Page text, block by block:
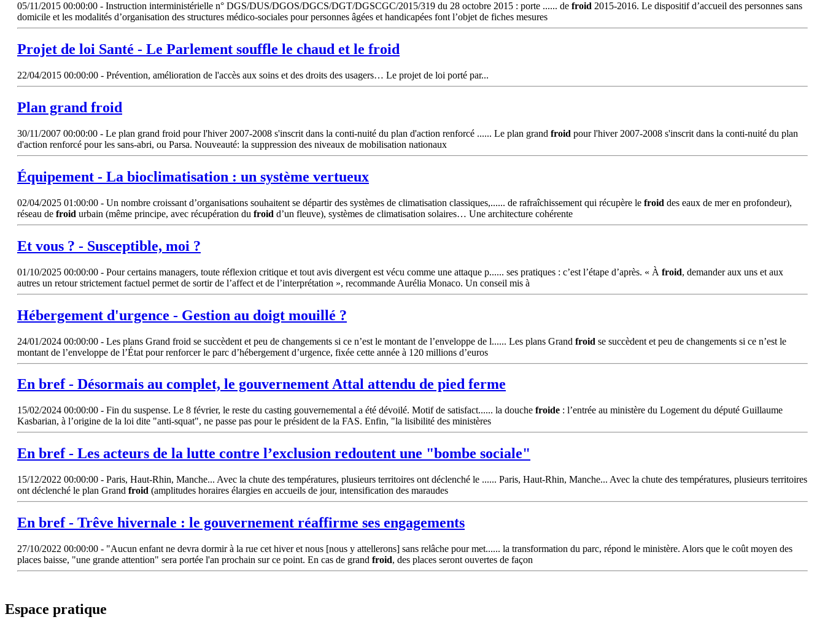
05/11/2015 00:00:00 - Instruction interministérielle n° DGS/DUS/DGOS/DGCS/DGT/DGSCGC/2015/319 du 28 octobre 2015 : porte ...... de froid 2015-2016. Le dispositif d’accueil des personnes sans
domicile et les modalités d’organisation des structures médico-sociales pour personnes âgées et handicapées font l’objet de fiches mesures
Projet de loi Santé - Le Parlement souffle le chaud et le froid
22/04/2015 00:00:00 - Prévention, amélioration de l'accès aux soins et des droits des usagers… Le projet de loi porté par...
Plan grand froid
30/11/2007 00:00:00 - Le plan grand froid pour l'hiver 2007-2008 s'inscrit dans la conti-nuité du plan d'action renforcé ...... Le plan grand froid pour l'hiver 2007-2008 s'inscrit dans la conti-nuité du plan
d'action renforcé pour les sans-abri, ou Parsa. Nouveauté: la suppression des niveaux de mobilisation nationaux
Équipement - La bioclimatisation : un système vertueux
02/04/2025 01:00:00 - Un nombre croissant d’organisations souhaitent se départir des systèmes de climatisation classiques,...... de rafraîchissement qui récupère le froid des eaux de mer en profondeur),
réseau de froid urbain (même principe, avec récupération du froid d’un fleuve), systèmes de climatisation solaires… Une architecture cohérente
Et vous ? - Susceptible, moi ?
01/10/2025 00:00:00 - Pour certains managers, toute réflexion critique et tout avis divergent est vécu comme une attaque p...... ses pratiques : c’est l’étape d’après. « À froid, demander aux uns et aux
autres un retour strictement factuel permet de sortir de l’affect et de l’interprétation », recommande Aurélia Monaco. Un conseil mis à
Hébergement d'urgence - Gestion au doigt mouillé ?
24/01/2024 00:00:00 - Les plans Grand froid se succèdent et peu de changements si ce n’est le montant de l’enveloppe de l...... Les plans Grand froid se succèdent et peu de changements si ce n’est le
montant de l’enveloppe de l’État pour renforcer le parc d’hébergement d’urgence, fixée cette année à 120 millions d’euros
En bref - Désormais au complet, le gouvernement Attal attendu de pied ferme
15/02/2024 00:00:00 - Fin du suspense. Le 8 février, le reste du casting gouvernemental a été dévoilé. Motif de satisfact...... la douche froide : l’entrée au ministère du Logement du député Guillaume
Kasbarian, à l’origine de la loi dite "anti-squat", ne passe pas pour le président de la FAS. Enfin, "la lisibilité des ministères
En bref - Les acteurs de la lutte contre l’exclusion redoutent une "bombe sociale"
15/12/2022 00:00:00 - Paris, Haut-Rhin, Manche... Avec la chute des températures, plusieurs territoires ont déclenché le ...... Paris, Haut-Rhin, Manche... Avec la chute des températures, plusieurs territoires
ont déclenché le plan Grand froid (amplitudes horaires élargies en accueils de jour, intensification des maraudes
En bref - Trêve hivernale : le gouvernement réaffirme ses engagements
27/10/2022 00:00:00 - "Aucun enfant ne devra dormir à la rue cet hiver et nous [nous y attellerons] sans relâche pour met...... la transformation du parc, répond le ministère. Alors que le coût moyen des
places baisse, "une grande attention" sera portée l'an prochain sur ce point. En cas de grand froid, des places seront ouvertes de façon
Espace pratique